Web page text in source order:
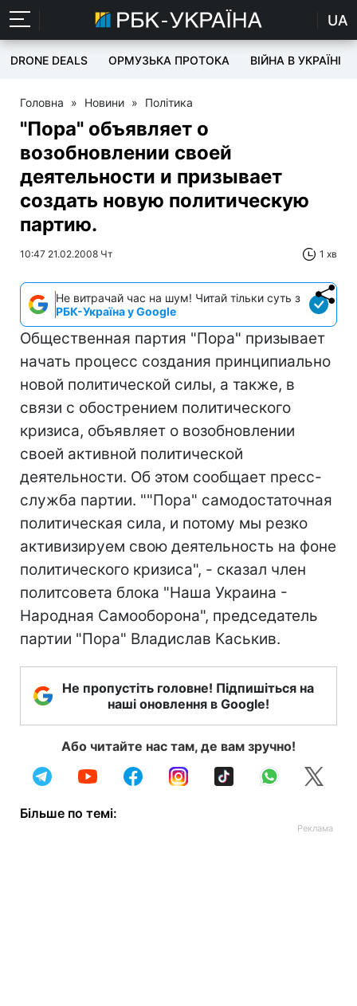
UA
DRONE DEALS ОРМУЗЬКА ПРОТОКА ВІЙНА В УКРАЇНІ
Головна » Новини » Політика
"Пора" объявляет о
возобновлении своей
деятельности и призывает
создать новую политическую
партию.
10:47 21.02.2008 Чт 1 хв
Не витрачай час на шум! Читай тільки суть з
РБК-Україна у Google
Общественная партия "Пора" призывает
начать процесс создания принципиально
новой политической силы, а также, в
связи с обострением политического
кризиса, объявляет о возобновлении
своей активной политической
деятельности. Об этом сообщает пресс-
служба партии. ""Пора" самодостаточная
политическая сила, и потому мы резко
активизируем свою деятельность на фоне
политического кризиса", - сказал член
политсовета блока "Наша Украина -
Народная Самооборона", председатель
партии "Пора" Владислав Каськив.
Не пропустіть головне! Підпишіться на
наші оновлення в Google!
Або читайте нас там, де вам зручно!
Більше по темі: